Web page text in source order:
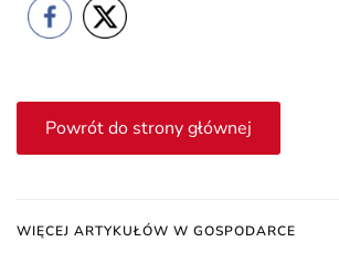
Powrót do strony głównej
WIĘCEJ ARTYKUŁÓW W GOSPODARCE